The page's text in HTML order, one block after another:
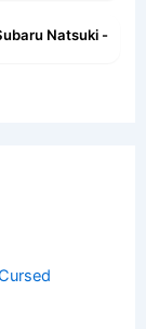
Natsuki -